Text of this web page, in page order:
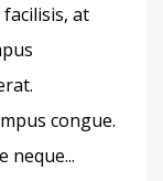
at
congue.
neque...